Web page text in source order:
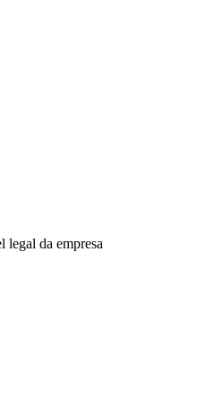
legal da empresa